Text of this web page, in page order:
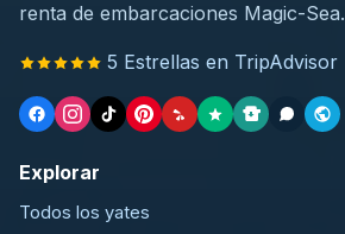
renta de embarcaciones Magic-Sea.
5 Estrellas en TripAdvisor
Explorar
Todos los yates